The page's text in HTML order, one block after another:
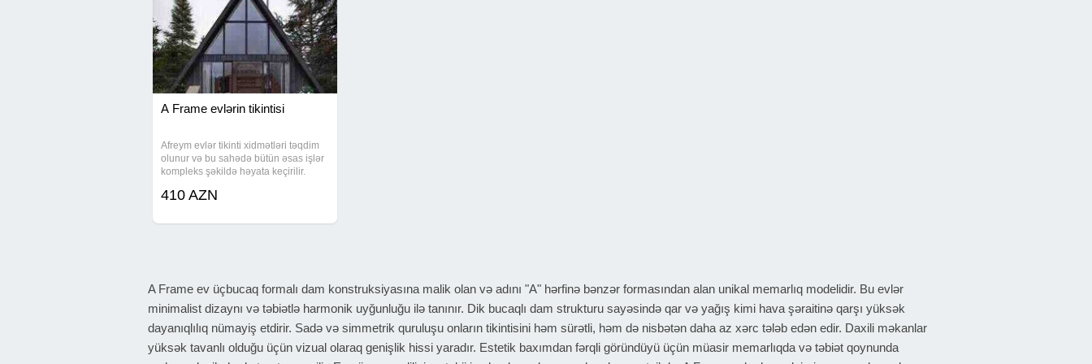
A Frame evlərin tikintisi
Afreym evlər tikinti xidmətləri təqdim
olunur və bu sahədə bütün əsas işlər
kompleks şəkildə həyata keçirilir.
layihəyə uyğun tikinti, quruculuq və
410 AZN
A Frame ev üçbucaq formalı dam konstruksiyasına malik olan və adını "A" hərfinə bənzər formasından alan unikal memarlıq modelidir. Bu evlər
minimalist dizaynı və təbiətlə harmonik uyğunluğu ilə tanınır. Dik bucaqlı dam strukturu sayəsində qar və yağış kimi hava şəraitinə qarşı yüksək
dayanıqlılıq nümayiş etdirir. Sadə və simmetrik quruluşu onların tikintisini həm sürətli, həm də nisbətən daha az xərc tələb edən edir. Daxili məkanlar
yüksək tavanlı olduğu üçün vizual olaraq genişlik hissi yaradır. Estetik baxımdan fərqli göründüyü üçün müasir memarlıqda və təbiət qoynunda